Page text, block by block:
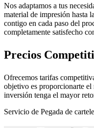
Nos adaptamos a tus
material de impresión hasta
contigo en cada paso del
completamente satisfecho
Precios
Ofrecemos tarifas
objetivo es proporcionarte
inversión tenga el mayor
Servicio de Pegada de